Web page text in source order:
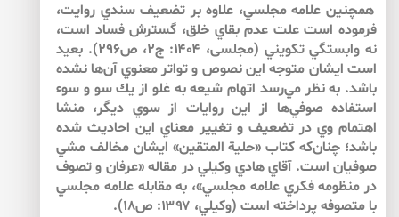
همچنين علامه مجلسي، علاوه بر تضعيف سندي روايت،
فرموده است علت عدم بقاي خلق، گسترش فساد است،
نه وابستگي تكويني (مجلسى، ۱۴۰۴: ج۲، ص۲۹۶). بعيد
است ايشان متوجه اين نصوص و تواتر معنوي آن‌‌ها نشده
باشد. به نظر مي‌رسد اتهام شيعه به غلو از يك سو و سوء
استفاده صوفي‌ها از اين روايات از سوي ديگر، منشا
اهتمام وي در تضعيف و تغيير معناي اين احاديث شده
باشد؛ چنان‌كه كتاب «حلية المتقين» ايشان مخالف مشي
صوفيان است. آقاي هادي وكيلي در مقاله «عرفان و تصوف
در منظومه فكري علامه مجلسي»، به مقابله علامه مجلسي
با متصوفه پرداخته است (وكيلي، ۱۳۹۷: ص۱۸).